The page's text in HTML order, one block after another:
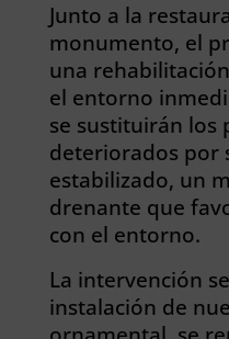
Junto a la
monumento, el
una
el entorno
se sustituirán los
deteriorados por
estabilizado, un
drenante que
con el entorno.
La intervención
instalación de